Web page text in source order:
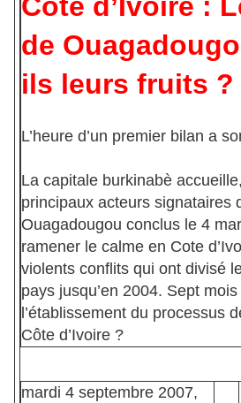
de
ils leurs fruits ?
L’heure d’un premier bilan a
La capitale burkinabè
principaux acteurs signataires
Ouagadougou conclus le 4
ramener le calme en Cote
violents conflits qui ont divisé
pays jusqu’en 2004. Sept
l’établissement du processus
Côte d’Ivoire ?
mardi 4 septembre 2007,